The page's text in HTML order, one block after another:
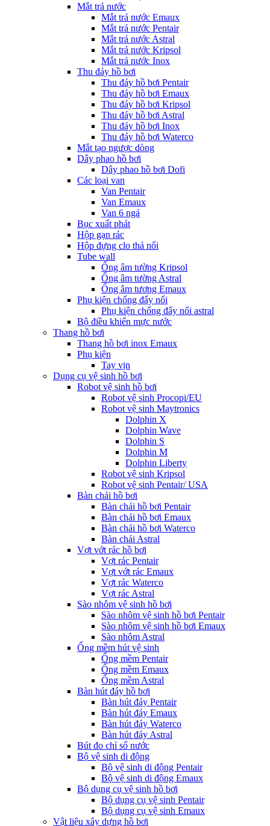
Mắt trả nước
Mắt trả nước Emaux
Mắt trả nước Pentair
Mắt trả nước Astral
Mắt trả nước Kripsol
Mắt trả nước Inox
Thu đáy hồ bơi
Thu đáy hồ bơi Pentair
Thu đáy hồ bơi Emaux
Thu đáy hồ bơi Kripsol
Thu đáy hồ bơi Astral
Thu đáy hồ bơi Inox
Thu đáy hồ bơi Waterco
Mắt tạo ngược dòng
Dây phao hồ bơi
Dây phao hồ bơi Dofi
Các loại van
Van Pentair
Van Emaux
Van 6 ngả
Bục xuất phát
Hộp gạn rác
Hộp đựng clo thả nổi
Tube wall
Ống âm tường Kripsol
Ống âm tường Astral
Ống âm tương Emaux
Phụ kiện chống đẩy nổi
Phụ kiện chống đẩy nổi astral
Bộ điều khiển mực nước
Thang hồ bơi
Thang hồ bơi inox Emaux
Phụ kiện
Tay vịn
Dụng cụ vệ sinh hồ bơi
Robot vệ sinh hồ bơi
Robot vệ sinh Procopi/EU
Robot vệ sinh Maytronics
Dolphin X
Dolphin Wave
Dolphin S
Dolphin M
Dolphin Liberty
Robot vệ sinh Kripsol
Robot vệ sinh Pentair/ USA
Bàn chải hồ bơi
Bàn chải hồ bơi Pentair
Bàn chải hồ bơi Emaux
Bàn chải hồ bơi Waterco
Bàn chải Astral
Vợt vớt rác hồ bơi
Vợt rác Pentair
Vợt vớt rác Emaux
Vợt rác Waterco
Vợt rác Astral
Sào nhôm vệ sinh hồ bơi
Sào nhôm vệ sinh hồ bơi Pentair
Sào nhôm vệ sinh hồ bơi Emaux
Sào nhôm Astral
Ống mềm hút vệ sinh
Ống mềm Pentair
Ống mềm Emaux
Ống mềm Astral
Bàn hút đáy hồ bơi
Bàn hút đáy Pentair
Bàn hút đáy Emaux
Bàn hút đáy Waterco
Bàn hút đáy Astral
Bút đo chỉ số nước
Bộ vệ sinh di động
Bộ vệ sinh di động Pentair
Bộ vệ sinh di động Emaux
Bộ dụng cụ vệ sinh hồ bơi
Bộ dụng cụ vệ sinh Pentair
Bộ dụng cụ vệ sinh Emaux
Vật liệu xây dựng hồ bơi